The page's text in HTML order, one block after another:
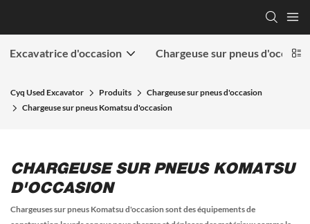
Excavatrice d'occasion Chargeuse sur pneus
Cyq Used Excavator Produits
Chargeuse sur pneus d'occasion
Chargeuse sur pneus Komatsu d'occasion
CHARGEUSE SUR PNEUS KOMATSU
D'OCCASION
Chargeuses sur pneus Komatsu d'occasionsont des équipements de